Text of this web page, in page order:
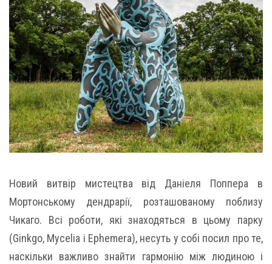
Новий витвір мистецтва від Даніеля Поппера в
Мортонському дендрарії, розташованому поблизу
Чикаго. Всі роботи, які знаходяться в цьому парку
(Ginkgo, Mycelia і Ephemera), несуть у собі посил про те,
наскільки важливо знайти гармонію між людиною і